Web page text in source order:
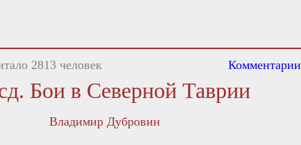
2813 человек Комментарии
Бои в Северной Таврии
Владимир Дубровин